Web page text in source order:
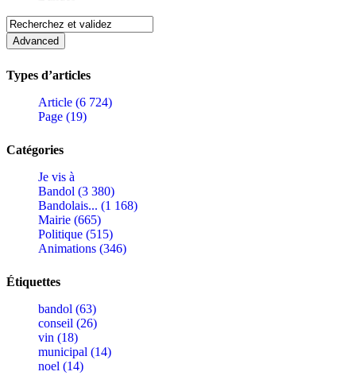
Types d’articles
Article (6 724)
Page (19)
Catégories
Je vis à
Bandol (3 380)
Bandolais... (1 168)
Mairie (665)
Politique (515)
Animations (346)
Étiquettes
bandol (63)
conseil (26)
vin (18)
municipal (14)
noel (14)